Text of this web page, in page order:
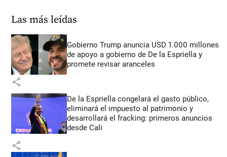
Las más leídas
Gobierno Trump anuncia USD 1.000 millones
de apoyo a gobierno de De la Espriella y
promete revisar aranceles
share
De la Espriella congelará el gasto público,
eliminará el impuesto al patrimonio y
desarrollará el fracking: primeros anuncios
desde Cali
share